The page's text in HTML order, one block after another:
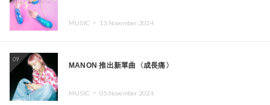
MUSIC ・ 13.November.2024
09
MANON 推出新單曲〈成長痛〉
MUSIC ・ 05.November.2024